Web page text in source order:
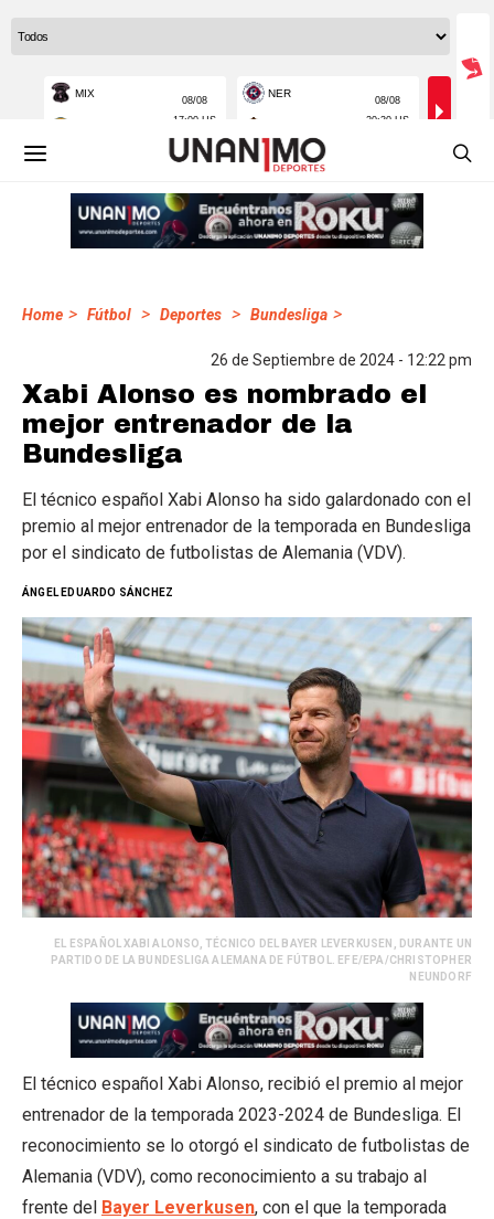
Home > Fútbol > Deportes > Bundesliga >
26 de Septiembre de 2024 - 12:22 pm
Xabi Alonso es nombrado el
mejor entrenador de la
Bundesliga
El técnico español Xabi Alonso ha sido galardonado con el
premio al mejor entrenador de la temporada en Bundesliga
por el sindicato de futbolistas de Alemania (VDV).
ÁNGEL EDUARDO SÁNCHEZ
EL ESPAÑOL XABI ALONSO, TÉCNICO DEL BAYER LEVERKUSEN, DURANTE UN
PARTIDO DE LA BUNDESLIGA ALEMANA DE FÚTBOL. EFE/EPA/CHRISTOPHER
NEUNDORF
El técnico español Xabi Alonso, recibió el premio al mejor
entrenador de la temporada 2023-2024 de Bundesliga. El
reconocimiento se lo otorgó el sindicato de futbolistas de
Alemania (VDV), como reconocimiento a su trabajo al
frente del Bayer Leverkusen, con el que la temporada